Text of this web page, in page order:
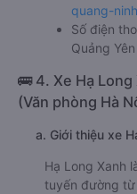
quang-ninh
Số điện
Quảng
🚌 4. Xe Hạ
(Văn phòng Hà
a. Giới thiệu xe
Hạ Long Xanh
tuyến đường từ